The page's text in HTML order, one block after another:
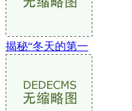
揭秘“冬天的第一